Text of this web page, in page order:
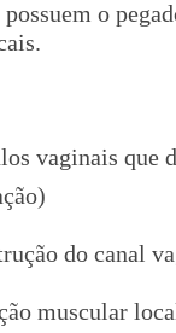
o
vaginais
do canal
muscular